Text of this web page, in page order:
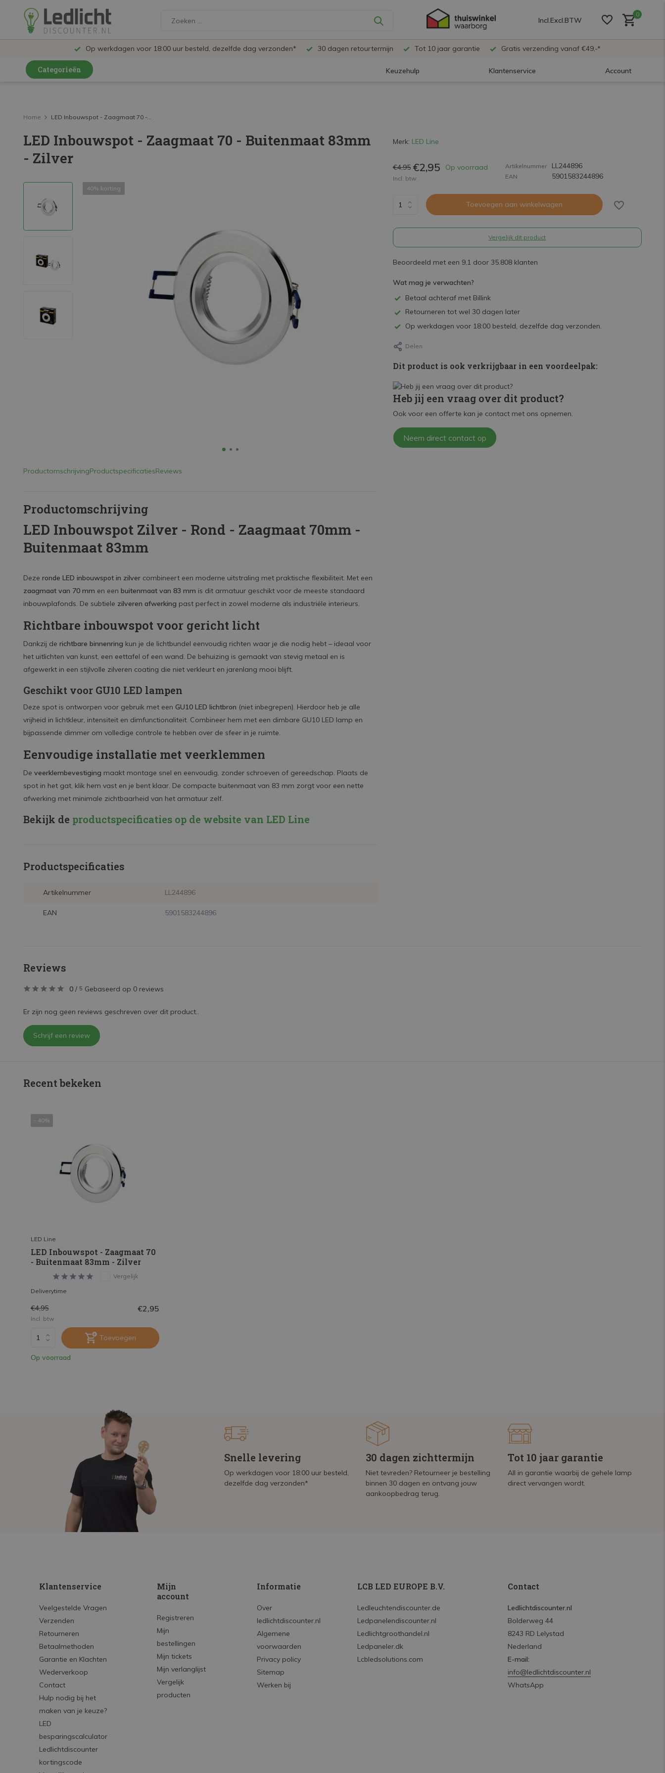
Incl.Excl.BTW
0
Op werkdagen voor 18:00 uur besteld, dezelfde dag verzonden* 30 dagen retourtermijn Tot 10 jaar garantie Gratis verzending vanaf €49,-*
Categorieën Keuzehulp Klantenservice Account
LED Railspots
LED Panelen
LED Schijnwerpers
LED High Bay lampen
LED Buitenverlichting
Mega Sale
Home LED Inbouwspot - Zaagmaat 70 -...
LED Inbouwspot - Zaagmaat 70 - Buitenmaat 83mm
- Zilver
40% korting
ProductomschrijvingProductspecificatiesReviews
Productomschrijving
LED Inbouwspot Zilver - Rond - Zaagmaat 70mm -
Buitenmaat 83mm
Deze ronde LED inbouwspot in zilver combineert een moderne uitstraling met praktische flexibiliteit. Met een
zaagmaat van 70 mm en een buitenmaat van 83 mm is dit armatuur geschikt voor de meeste standaard
inbouwplafonds. De subtiele zilveren afwerking past perfect in zowel moderne als industriële interieurs.
Richtbare inbouwspot voor gericht licht
Dankzij de richtbare binnenring kun je de lichtbundel eenvoudig richten waar je die nodig hebt – ideaal voor
het uitlichten van kunst, een eettafel of een wand. De behuizing is gemaakt van stevig metaal en is
afgewerkt in een stijlvolle zilveren coating die niet verkleurt en jarenlang mooi blijft.
Geschikt voor GU10 LED lampen
Deze spot is ontworpen voor gebruik met een GU10 LED lichtbron (niet inbegrepen). Hierdoor heb je alle
vrijheid in lichtkleur, intensiteit en dimfunctionaliteit. Combineer hem met een dimbare GU10 LED lamp en
bijpassende dimmer om volledige controle te hebben over de sfeer in je ruimte.
Eenvoudige installatie met veerklemmen
De veerklembevestiging maakt montage snel en eenvoudig, zonder schroeven of gereedschap. Plaats de
spot in het gat, klik hem vast en je bent klaar. De compacte buitenmaat van 83 mm zorgt voor een nette
afwerking met minimale zichtbaarheid van het armatuur zelf.
Bekijk de productspecificaties op de website van LED Line
Productspecificaties
Artikelnummer LL244896
EAN 5901583244896
Merk: LED Line
€4,95 €2,95 Op voorraad
Incl. btw
Artikelnummer LL244896
EAN 5901583244896
Toevoegen aan winkelwagen
Vergelijk dit product
Beoordeeld met een 9,1 door 35.808 klanten
Wat mag je verwachten?
Betaal achteraf met Billink
Retourneren tot wel 30 dagen later
Op werkdagen voor 18:00 besteld, dezelfde dag verzonden.
Delen
Dit product is ook verkrijgbaar in een voordeelpak:
Heb jij een vraag over dit product?
Ook voor een offerte kan je contact met ons opnemen.
Neem direct contact op
Reviews
0 / 5 Gebaseerd op 0 reviews
Er zijn nog geen reviews geschreven over dit product..
Schrijf een review
Recent bekeken
- 40%
LED Line
LED Inbouwspot - Zaagmaat 70
- Buitenmaat 83mm - Zilver
Vergelijk
Deliverytime
€4,95 €2,95
Incl. btw
Toevoegen
Op voorraad
Snelle levering
Op werkdagen voor 18:00 uur besteld,
dezelfde dag verzonden*
30 dagen zichttermijn
Niet tevreden? Retourneer je bestelling
binnen 30 dagen en ontvang jouw
aankoopbedrag terug.
Tot 10 jaar garantie
All in garantie waarbij de gehele lamp
direct vervangen wordt.
Klantenservice
Veelgestelde Vragen
Verzenden
Retourneren
Betaalmethoden
Garantie en Klachten
Wederverkoop
Contact
Hulp nodig bij het
maken van je keuze?
LED
besparingscalculator
Ledlichtdiscounter
kortingscode
Mijn
account
Registreren
Mijn
bestellingen
Mijn tickets
Mijn verlanglijst
Vergelijk
producten
Informatie
Over
ledlichtdiscounter.nl
Algemene
voorwaarden
Privacy policy
Sitemap
Werken bij
LCB LED EUROPE B.V.
Ledleuchtendiscounter.de
Ledpanelendiscounter.nl
Ledlichtgroothandel.nl
Ledpaneler.dk
Lcbledsolutions.com
Contact
Ledlichtdiscounter.nl
Bolderweg 44
8243 RD Lelystad
Nederland
E-mail:
info@ledlichtdiscounter.nl
WhatsApp